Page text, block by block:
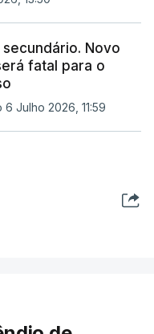
secundário. Novo
fatal para o
6 Julho 2026, 11:59